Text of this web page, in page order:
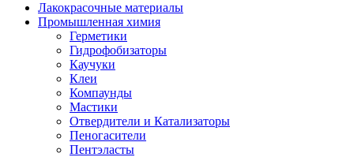
Лакокрасочные материалы
Промышленная химия
Герметики
Гидрофобизаторы
Каучуки
Клеи
Компаунды
Мастики
Отвердители и Катализаторы
Пеногасители
Пентэласты